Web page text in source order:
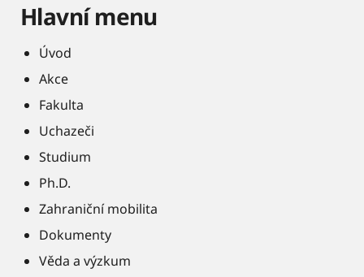
Hlavní menu
Úvod
Akce
Fakulta
Uchazeči
Studium
Ph.D.
Zahraniční mobilita
Dokumenty
Věda a výzkum